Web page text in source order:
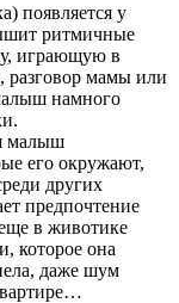
появляется у
ритмичные
играющую в
разговор мамы или
намного
малыш
его окружают,
других
предпочтение
в животике
которое она
даже шум